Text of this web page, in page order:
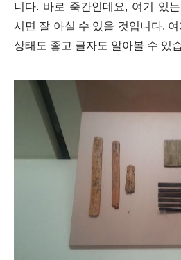
니다. 바로 죽간인데요, 여기 있
시면 잘 아실 수 있을 것입니다.
상태도 좋고 글자도 알아볼 수 있